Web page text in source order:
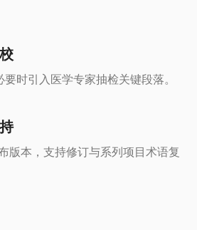
时引入医学专家抽检关键段落。
版本，支持修订与系列项目术语复